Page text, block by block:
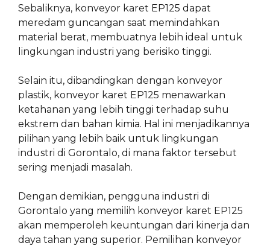
Sebaliknya, konveyor karet EP125 dapat
meredam guncangan saat memindahkan
material berat, membuatnya lebih ideal untuk
lingkungan industri yang berisiko tinggi.
Selain itu, dibandingkan dengan konveyor
plastik, konveyor karet EP125 menawarkan
ketahanan yang lebih tinggi terhadap suhu
ekstrem dan bahan kimia. Hal ini menjadikannya
pilihan yang lebih baik untuk lingkungan
industri di Gorontalo, di mana faktor tersebut
sering menjadi masalah.
Dengan demikian, pengguna industri di
Gorontalo yang memilih konveyor karet EP125
akan memperoleh keuntungan dari kinerja dan
daya tahan yang superior. Pemilihan konveyor